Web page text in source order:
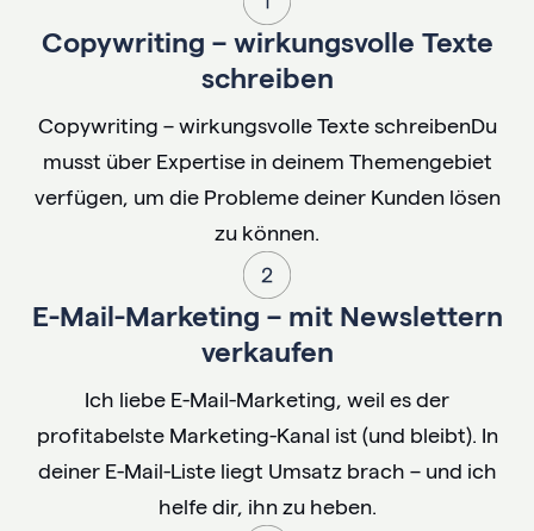
Copywriting – wirkungsvolle Texte
schreiben
Copywriting – wirkungsvolle Texte schreibenDu
musst über Expertise in deinem Themengebiet
verfügen, um die Probleme deiner Kunden lösen
zu können.
E-Mail-Marketing – mit Newslettern
verkaufen
Ich liebe E-Mail-Marketing, weil es der
profitabelste Marketing-Kanal ist (und bleibt). In
deiner E-Mail-Liste liegt Umsatz brach – und ich
helfe dir, ihn zu heben.